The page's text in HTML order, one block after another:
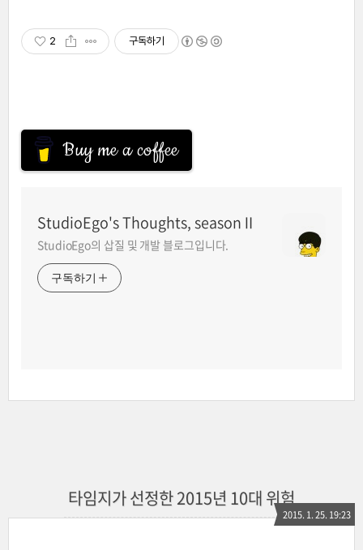
2 구독하기
Buy me a coffee
StudioEgo's Thoughts, seasonⅡ
StudioEgo의 삽질 및 개발 블로그입니다.
구독하기
타임지가 선정한 2015년 10대 위험
2015. 1. 25. 19:23